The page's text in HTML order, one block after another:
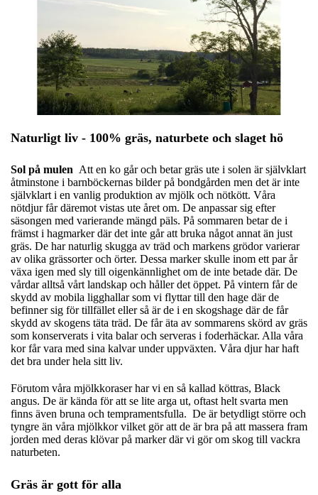
Naturligt liv - 100% gräs, naturbete och slaget hö
Sol på mulen Att en ko går och betar gräs ute i solen är självklart
åtminstone i barnböckernas bilder på bondgården men det är inte
självklart i en vanlig produktion av mjölk och nötkött. Våra
nötdjur får däremot vistas ute året om. De anpassar sig efter
säsongen med varierande mängd päls. På sommaren betar de i
främst i hagmarker där det inte går att bruka något annat än just
gräs. De har naturlig skugga av träd och markens grödor varierar
av olika grässorter och örter. Dessa marker skulle inom ett par år
växa igen med sly till oigenkännlighet om de inte betade där. De
vårdar alltså vårt landskap och håller det öppet. På vintern får de
skydd av mobila ligghallar som vi flyttar till den hage där de
befinner sig för tillfället eller så är de i en skogshage där de får
skydd av skogens täta träd. De får äta av sommarens skörd av gräs
som konserverats i vita balar och serveras i foderhäckar. Alla våra
kor får vara med sina kalvar under uppväxten. Våra djur har haft
det bra under hela sitt liv.
Förutom våra mjölkkoraser har vi en så kallad köttras, Black
angus. De är kända för att se lite arga ut, oftast helt svarta men
finns även bruna och tempramentsfulla. De är betydligt större och
tyngre än våra mjölkkor vilket gör att de är bra på att massera fram
jorden med deras klövar på marker där vi gör om skog till vackra
naturbeten.
Gräs är gott för alla